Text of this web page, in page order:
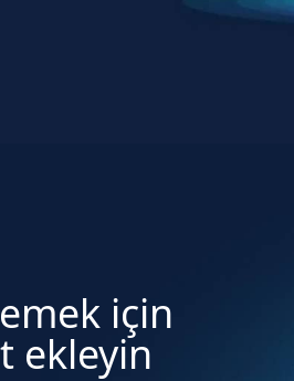
için
ekleyin